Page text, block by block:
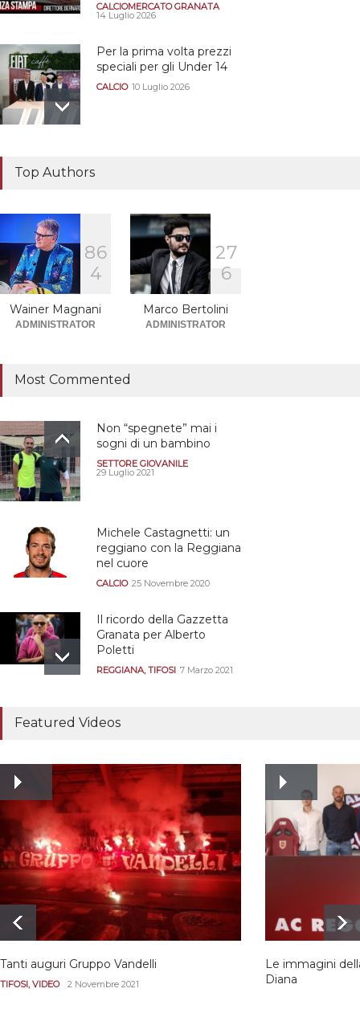
CALCIOMERCATO GRANATA
14 Luglio 2026
Per la prima volta prezzi
speciali per gli Under 14
CALCIO 10 Luglio 2026
Sono solo sette le
squadre che sono state
promosse la stagione
successiva alla
retrocessione
Top Authors
86
4
Wainer Magnani
ADMINISTRATOR
27
6
Marco Bertolini
ADMINISTRATOR
Most Commented
Non “spegnete” mai i
sogni di un bambino
SETTORE GIOVANILE
29 Luglio 2021
Michele Castagnetti: un
reggiano con la Reggiana
nel cuore
CALCIO 25 Novembre 2020
Il ricordo della Gazzetta
Granata per Alberto
Poletti
REGGIANA,TIFOSI 7 Marzo 2021
assistere agli allenamenti
Ecco le prove
dell’incongruenza delle
due sentenze
REGGIANA 15 Aprile 2021
Featured Videos
Tanti auguri Gruppo Vandelli
TIFOSI,VIDEO 2 Novembre 2021
Le immagini
Diana